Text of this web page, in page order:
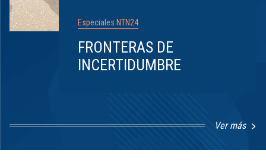
Especiales NTN24
FRONTERAS DE
INCERTIDUMBRE
Ver más